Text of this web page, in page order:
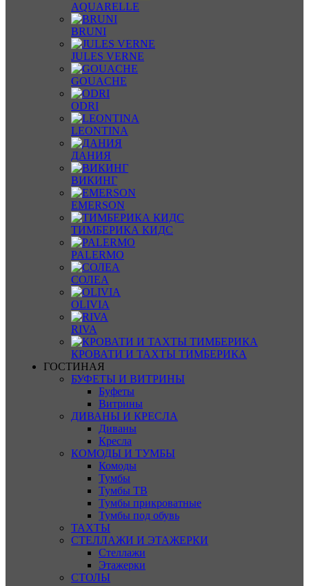
AQUARELLE
BRUNI
JULES VERNE
GOUACHE
ODRI
LEONTINA
ДАНИЯ
ВИКИНГ
EMERSON
ТИМБЕРИКА КИДС
PALERMO
СОЛЕА
OLIVIA
RIVA
КРОВАТИ И ТАХТЫ ТИМБЕРИКА
ГОСТИНАЯ
БУФЕТЫ И ВИТРИНЫ
Буфеты
Витрины
ДИВАНЫ И КРЕСЛА
Диваны
Кресла
КОМОДЫ И ТУМБЫ
Комоды
Тумбы
Тумбы ТВ
Тумбы прикроватные
Тумбы под обувь
ТАХТЫ
СТЕЛЛАЖИ И ЭТАЖЕРКИ
Стеллажи
Этажерки
СТОЛЫ